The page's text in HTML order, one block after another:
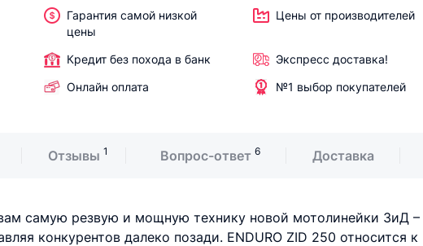
Гарантия самой низкой
цены
Цены от производителей
Кредит без похода в банк
Экспресс доставка!
Онлайн оплата
№1 выбор покупателей
Отзывы 1 Вопрос-ответ 6 Доставка
самую резвую и мощную технику новой мотолинейки ЗиД –
конкурентов далеко позади. ENDURO ZID 250